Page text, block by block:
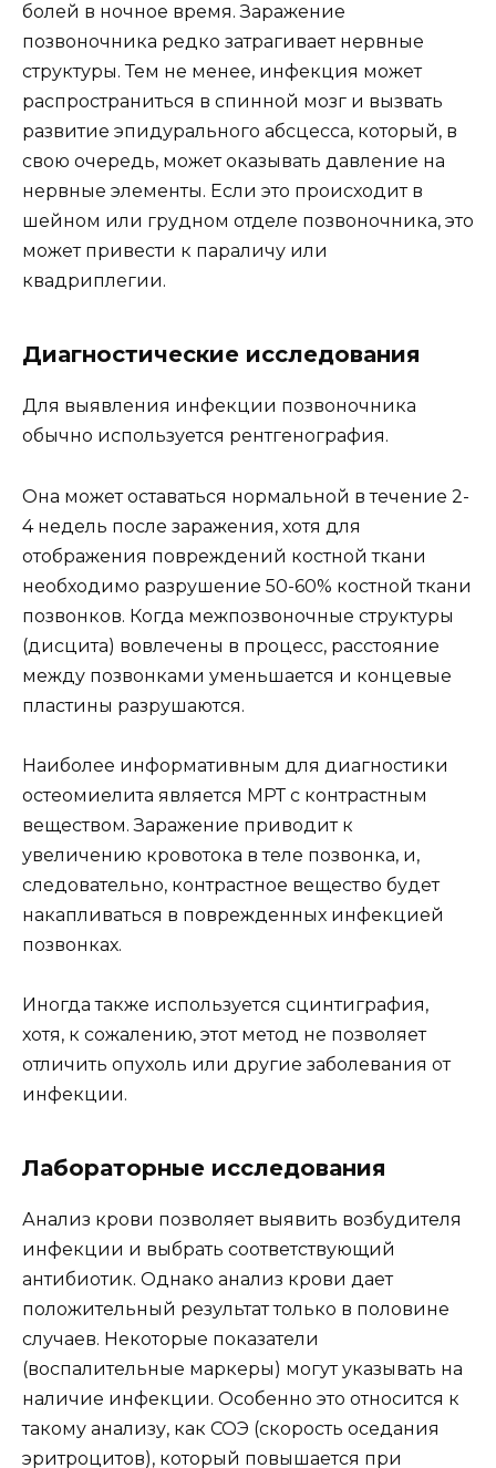
болей в ночное время. Заражение
позвоночника редко затрагивает нервные
структуры. Тем не менее, инфекция может
распространиться в спинной мозг и вызвать
развитие эпидурального абсцесса, который, в
свою очередь, может оказывать давление на
нервные элементы. Если это происходит в
шейном или грудном отделе позвоночника, это
может привести к параличу или
квадриплегии.
Диагностические исследования
Для выявления инфекции позвоночника
обычно используется рентгенография.
Она может оставаться нормальной в течение 2-
4 недель после заражения, хотя для
отображения повреждений костной ткани
необходимо разрушение 50-60% костной ткани
позвонков. Когда межпозвоночные структуры
(дисцита) вовлечены в процесс, расстояние
между позвонками уменьшается и концевые
пластины разрушаются.
Наиболее информативным для диагностики
остеомиелита является МРТ с контрастным
веществом. Заражение приводит к
увеличению кровотока в теле позвонка, и,
следовательно, контрастное вещество будет
накапливаться в поврежденных инфекцией
позвонках.
Иногда также используется сцинтиграфия,
хотя, к сожалению, этот метод не позволяет
отличить опухоль или другие заболевания от
инфекции.
Лабораторные исследования
Анализ крови позволяет выявить возбудителя
инфекции и выбрать соответствующий
антибиотик. Однако анализ крови дает
положительный результат только в половине
случаев. Некоторые показатели
(воспалительные маркеры) могут указывать на
наличие инфекции. Особенно это относится к
такому анализу, как СОЭ (скорость оседания
эритроцитов), который повышается при